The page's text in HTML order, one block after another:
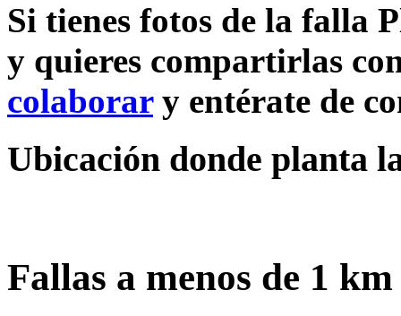
Si tienes fotos de la falla
y quieres compartirlas
colaborary entérate de
Ubicación donde planta
Fallas a menos de 1